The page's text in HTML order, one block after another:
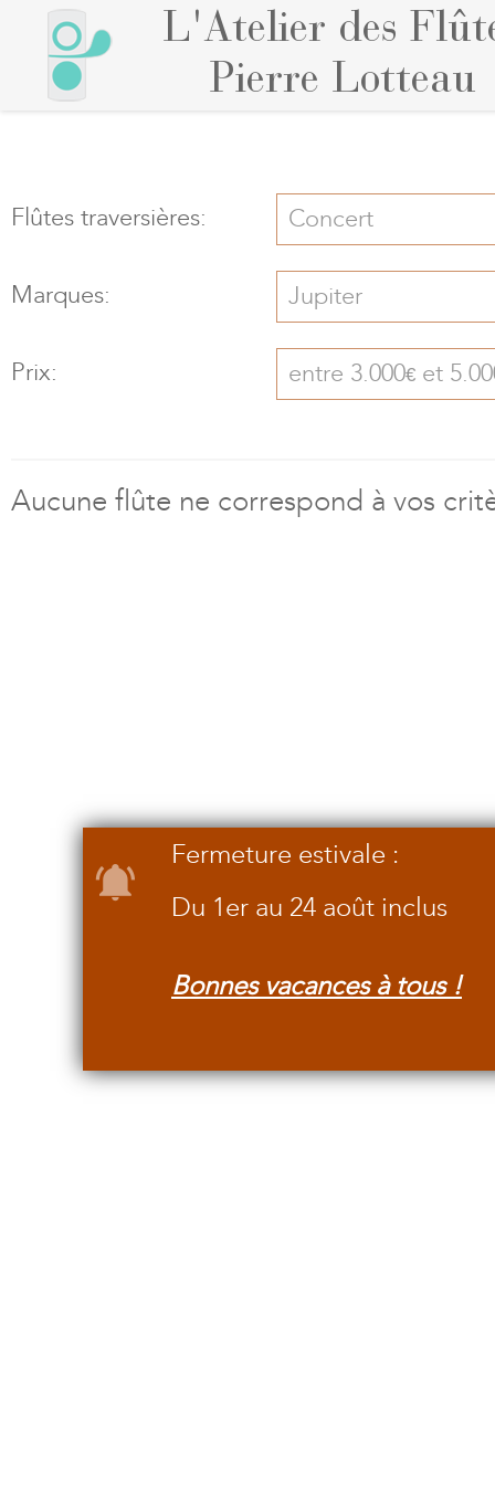
L'Atelier des
Pierre Lotteau
Flûtes traversières: Concert
Marques: Jupiter
Prix: entre 3.000€ et
Aucune flûte ne correspond à vos
Fermeture estivale :
Du 1er au 24 août inclus
Bonnes vacances à tous !